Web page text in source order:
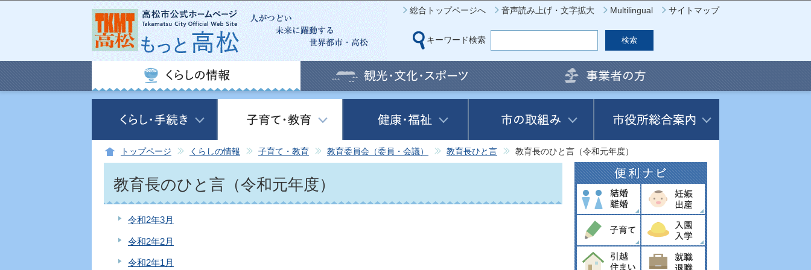
このページの本文へ移動
総合トップページへ 音声読み上げ・文字拡大 Multilingual サイトマップ
キーワード検索
トップページ くらしの情報 子育て・教育 教育委員会（委員・会議） 教育長ひと言 教育長のひと言（令和元年度）
教育長のひと言（令和元年度）
令和2年3月
令和2年2月
令和2年1月